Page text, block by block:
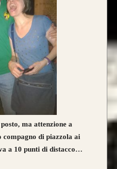
questo
lamine di pregiato
, con una struttura
di legno.
800€
E ORDINA IL
ma attenzione a
compagno di piazzola ai
a 10 punti di distacco…